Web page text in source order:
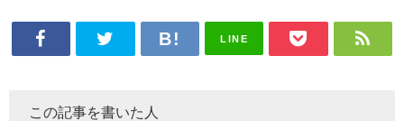
LINE
この記事を書いた人